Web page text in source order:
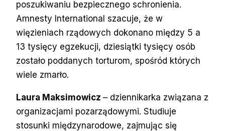
poszukiwaniu bezpiecznego schronienia.
Amnesty International szacuje, że w
więzieniach rządowych dokonano między 5 a
13 tysięcy egzekucji, dziesiątki tysięcy osób
zostało poddanych torturom, spośród których
wiele zmarło.
Laura Maksimowicz – dziennikarka związana z
organizacjami pozarządowymi. Studiuje
stosunki międzynarodowe, zajmując się